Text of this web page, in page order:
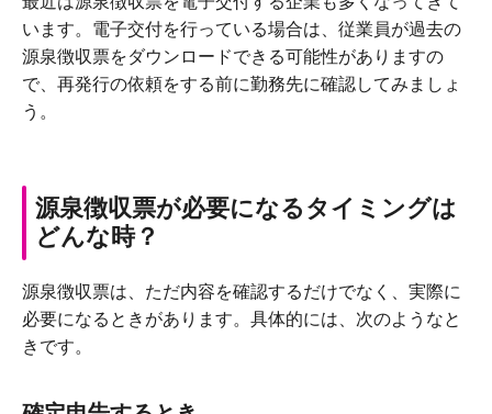
います。電子交付を行っている場合は、従業員が過去の
源泉徴収票をダウンロードできる可能性がありますの
で、再発行の依頼をする前に勤務先に確認してみましょ
う。
源泉徴収票が必要になるタイミングは
どんな時？
源泉徴収票は、ただ内容を確認するだけでなく、実際に
必要になるときがあります。具体的には、次のようなと
きです。